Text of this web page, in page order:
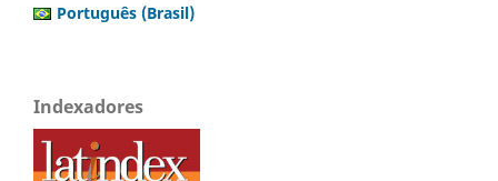
Português (Brasil)
Indexadores